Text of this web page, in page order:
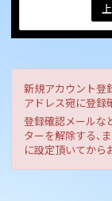
新規アカウント登
アドレス宛に登録
登録確認メールな
ターを解除する、
に設定頂いてから